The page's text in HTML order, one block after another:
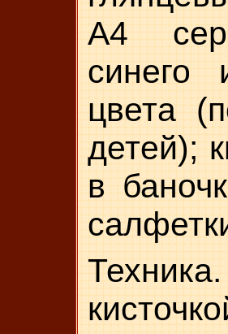
А4
синего
цвета
детей);
в